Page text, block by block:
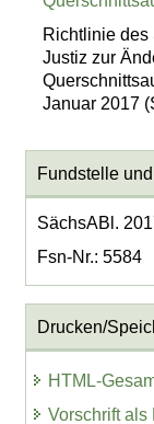
Richtlinie des
Justiz zur
Januar 2017
Fundstelle
SächsABl.
Fsn-Nr.: 5584
Drucken/
HTML-
Vorschrift als